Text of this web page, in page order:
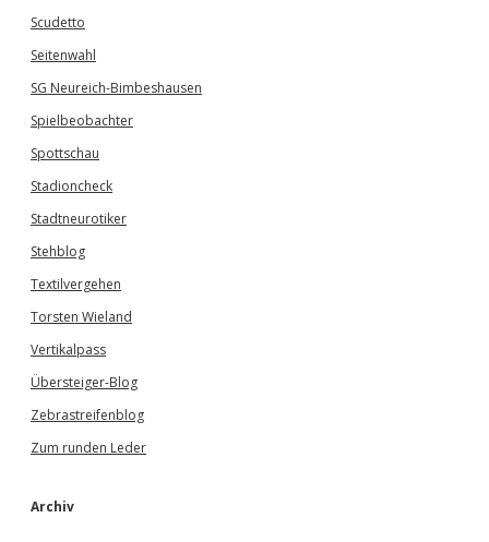
Scudetto
Seitenwahl
SG Neureich-Bimbeshausen
Spielbeobachter
Spottschau
Stadioncheck
Stadtneurotiker
Stehblog
Textilvergehen
Torsten Wieland
Vertikalpass
Übersteiger-Blog
Zebrastreifenblog
Zum runden Leder
Archiv